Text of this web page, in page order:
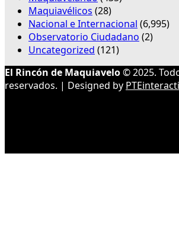
Maquiavélicos (28)
Nacional e Internacional (6,995)
Observatorio Ciudadano (2)
Uncategorized (121)
El Rincón de Maquiavelo© 2025.
reservados. | Designed by